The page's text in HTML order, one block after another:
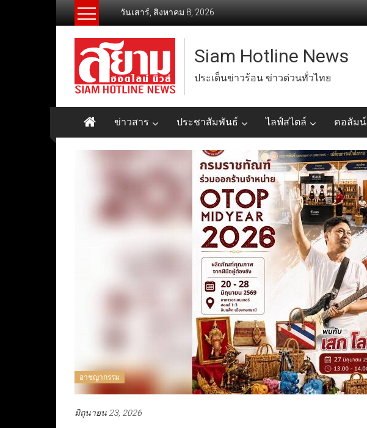
วันเสาร์, สิงหาคม 8, 2026
Siam Hotline News
ประเด็นข่าวร้อน ข่าวด่วนทั่วไทย
ข่าวสาร ประชาสัมพันธ์ ไลฟ์สไตล์ คอลัมน์
อาชญากรรม
มิถุนายน 23, 2026